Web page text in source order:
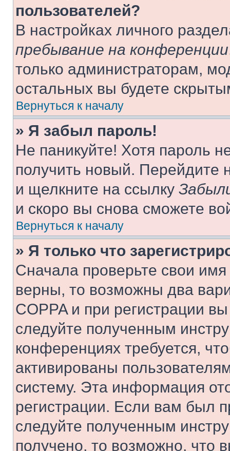
пользователей?
В настройках личного
пребывание на конференции
только администраторам,
остальных вы будете
Вернуться к началу
» Я забыл пароль!
Не паникуйте! Хотя пароль
получить новый. Перейдите
и щелкните на ссылку
и скоро вы снова сможете
Вернуться к началу
» Я только что
Сначала проверьте свои
верны, то возможны два
COPPA и при регистрации
следуйте полученным
конференциях требуется,
активированы
систему. Эта информация
регистрации. Если вам был
следуйте полученным
получено, то возможно, что